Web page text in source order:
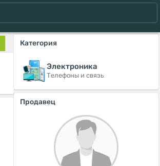
Категория
Электроника
Телефоны и связь
Продавец